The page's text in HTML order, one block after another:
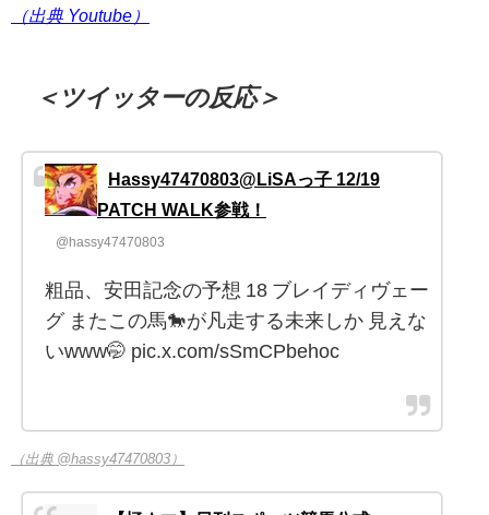
（出典 Youtube）
＜ツイッターの反応＞
Hassy47470803@LiSAっ子 12/19
PATCH WALK参戦！
@hassy47470803
粗品、安田記念の予想 18 ブレイディヴェー
グ またこの馬🐎が凡走する未来しか 見えな
いwww🤭 pic.x.com/sSmCPbehoc
（出典 @hassy47470803）